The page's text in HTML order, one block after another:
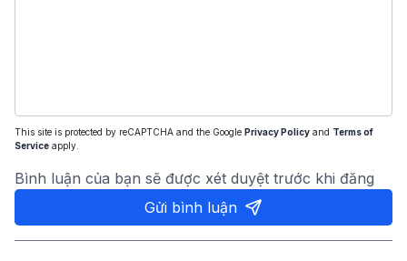
This site is protected by reCAPTCHA and the Google Privacy Policy and Terms of
Service apply.
Bình luận của bạn sẽ được xét duyệt trước khi đăng
Gửi bình luận